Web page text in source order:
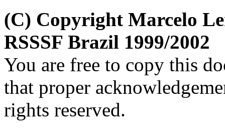
(C) Copyright Marcelo
RSSSF Brazil 1999/2002
You are free to copy this
that proper
rights reserved.